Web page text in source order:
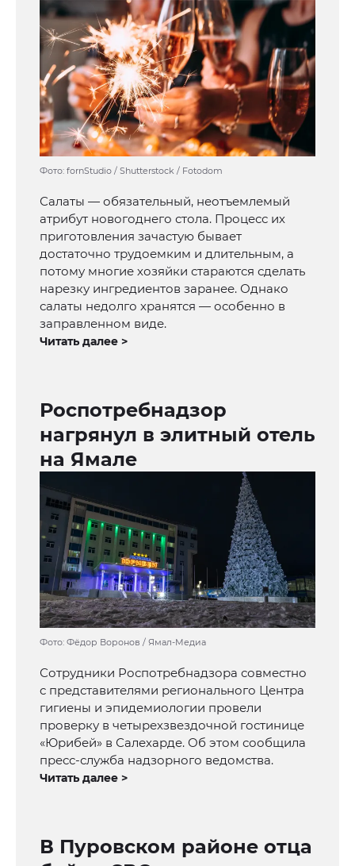
Фото: fornStudio / Shutterstock / Fotodom
Салаты — обязательный, неотъемлемый
атрибут новогоднего стола. Процесс их
приготовления зачастую бывает
достаточно трудоемким и длительным, а
потому многие хозяйки стараются сделать
нарезку ингредиентов заранее. Однако
салаты недолго хранятся — особенно в
заправленном виде.
Читать далее >
Роспотребнадзор
нагрянул в элитный отель
на Ямале
Фото: Фёдор Воронов / Ямал-Медиа
Сотрудники Роспотребнадзора совместно
с представителями регионального Центра
гигиены и эпидемиологии провели
проверку в четырехзвездочной гостинице
«Юрибей» в Салехарде. Об этом сообщила
пресс-служба надзорного ведомства.
Читать далее >
В Пуровском районе отца